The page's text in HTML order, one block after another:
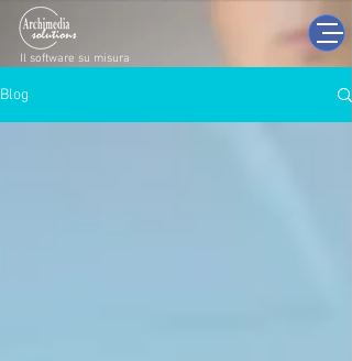
Il software su misura
Blog